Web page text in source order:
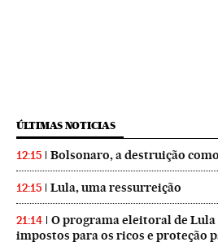
ÚLTIMAS NOTICIAS
12:15 Bolsonaro, a destruição
12:15 Lula, uma ressurreição
21:14
O programa eleitoral de Lula
impostos para os ricos e proteção